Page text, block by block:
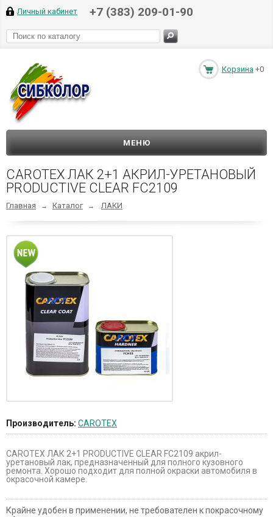
Личный кабинет +7 (383) 209-01-90
Корзина +0
МЕНЮ
CAROTEX ЛАК 2+1 АКРИЛ-УРЕТАНОВЫЙ
PRODUCTIVE CLEAR FC2109
Главная → Каталог → ЛАКИ
Производитель: CAROTEX
CAROTEX ЛАК 2+1 PRODUCTIVE CLEAR FC2109 акрил-
уретановый лак, предназначенный для полного кузовного
ремонта. Хорошо подходит для полной окраски автомобиля в
окрасочной камере.
Крайне удобен в применении, не требователен к покрасочному